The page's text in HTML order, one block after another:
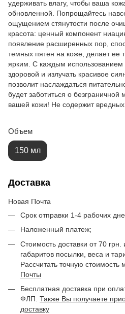
удерживать влагу, чтобы ваша
обновленной. Попрощайтесь
ощущением стянутости после
красота: ценный компонент
появление расширенных пор,
темных пятен на коже, делает ее
ярким. С каждым использованием
здоровой и излучать красивое
позволит наслаждаться
будет заботиться о безграничной
вашей кожи! Не содержит вредных
Объем
150 мл
Доставка
Новая Почта
Срок отправки 1-4 рабочих
Наложенный платеж;
Стоимость доставки от 70
габаритов посылки, веса и
Рассчитать точную стоимость
Почты
Бесплатная доставка при
ФЛП. Также Вы получаете
доставку